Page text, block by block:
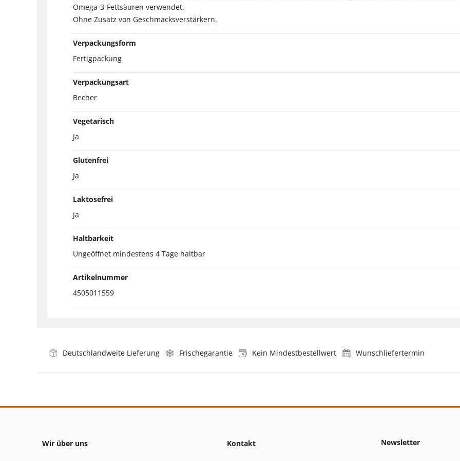
Omega-3-Fettsäuren verwendet.
Ohne Zusatz von Geschmacksverstärkern.
Verpackungsform
Fertigpackung
Verpackungsart
Becher
Vegetarisch
Ja
Glutenfrei
Ja
Laktosefrei
Ja
Haltbarkeit
Ungeöffnet mindestens 4 Tage haltbar
Artikelnummer
4505011559
Deutschlandweite Lieferung Frischegarantie Kein Mindestbestellwert Wunschliefertermin
Wir über uns Kontakt Newsletter